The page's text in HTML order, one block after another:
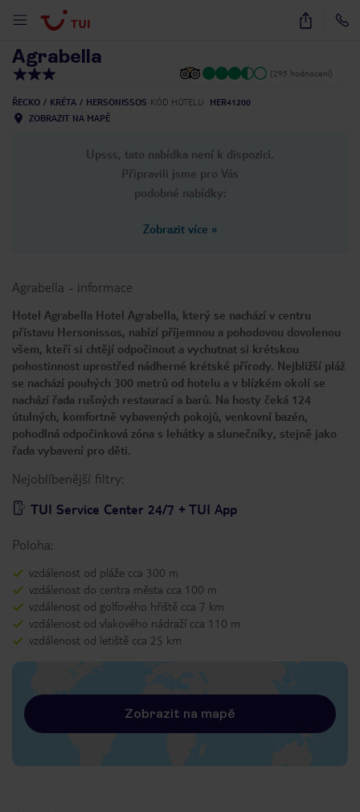
37
Agrabella
(295 hodnocení)
ŘECKO KRÉTA HERSONISSOS KÓD HOTELU
HER41200
ZOBRAZIT NA MAPĚ
Upsss, tato nabídka není k dispozici.
Připravili jsme pro Vás
podobné nabídky:
Zobrazit více »
Agrabella - informace
Hotel Agrabella Hotel Agrabella, který se nachází v centru
přístavu Hersonissos, nabízí příjemnou a pohodovou dovolenou
všem, kteří si chtějí odpočinout a vychutnat si krétskou
pohostinnost uprostřed nádherné krétské přírody. Nejbližší pláž
se nachází pouhých 300 metrů od hotelu a v blízkém okolí se
nachází řada rušných restaurací a barů. Na hosty čeká 124
útulných, komfortně vybavených pokojů, venkovní bazén,
pohodlná odpočinková zóna s lehátky a slunečníky, stejně jako
řada vybavení pro děti.
Nejoblíbenější filtry:
TUI Service Center 24/7 + TUI App
Poloha:
vzdálenost od pláže cca 300 m
vzdálenost do centra města cca 100 m
vzdálenost od golfového hřiště cca 7 km
vzdálenost od vlakového nádraží cca 110 m
vzdálenost od letiště cca 25 km
Zobrazit na mapě